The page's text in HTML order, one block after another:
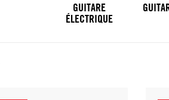
GUITARE
ÉLECTRIQUE